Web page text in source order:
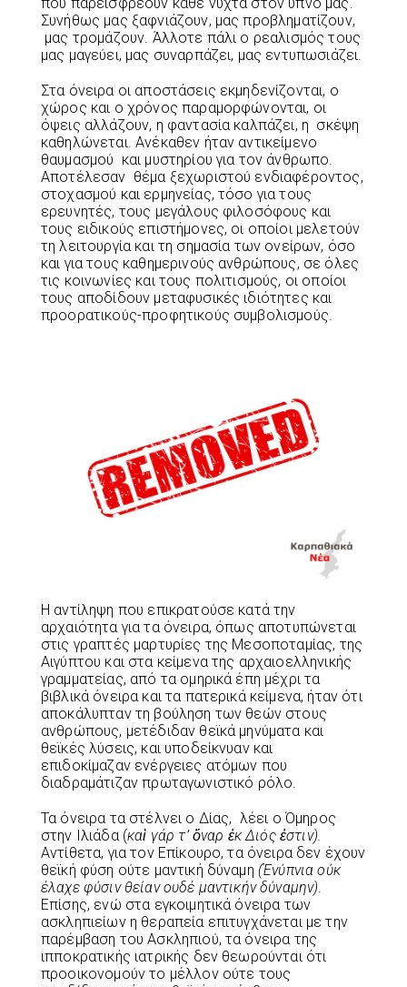
Συνήθως μας ξαφνιάζουν, μας προβληματίζουν,
μας τρομάζουν. Άλλοτε πάλι ο ρεαλισμός τους
μας μαγεύει, μας συναρπάζει, μας εντυπωσιάζει.
Στα όνειρα οι αποστάσεις εκμηδενίζονται, ο
χώρος και ο χρόνος παραμορφώνονται, οι
όψεις αλλάζουν, η φαντασία καλπάζει, η σκέψη
καθηλώνεται. Ανέκαθεν ήταν αντικείμενο
θαυμασμού και μυστηρίου για τον άνθρωπο.
Αποτέλεσαν θέμα ξεχωριστού ενδιαφέροντος,
στοχασμού και ερμηνείας, τόσο για τους
ερευνητές, τους μεγάλους φιλοσόφους και
τους ειδικούς επιστήμονες, οι οποίοι μελετούν
τη λειτουργία και τη σημασία των ονείρων, όσο
και για τους καθημερινούς ανθρώπους, σε όλες
τις κοινωνίες και τους πολιτισμούς, οι οποίοι
τους αποδίδουν μεταφυσικές ιδιότητες και
προορατικούς-προφητικούς συμβολισμούς.
Η αντίληψη που επικρατούσε κατά την
αρχαιότητα για τα όνειρα, όπως αποτυπώνεται
στις γραπτές μαρτυρίες της Μεσοποταμίας, της
Αιγύπτου και στα κείμενα της αρχαιοελληνικής
γραμματείας, από τα ομηρικά έπη μέχρι τα
βιβλικά όνειρα και τα πατερικά κείμενα, ήταν ότι
αποκάλυπταν τη βούληση των θεών στους
ανθρώπους, μετέδιδαν θεϊκά μηνύματα και
θεϊκές λύσεις, και υποδείκνυαν και
επιδοκίμαζαν ενέργειες ατόμων που
διαδραμάτιζαν πρωταγωνιστικό ρόλο.
Τα όνειρα τα στέλνει ο Δίας, λέει ο Όμηρος
στην Ιλιάδα (καὶ γάρ τ’ ὄναρ ἐκ Διός ἐστιν).
Αντίθετα, για τον Επίκουρο, τα όνειρα δεν έχουν
θεϊκή φύση ούτε μαντική δύναμη (Ένύπνια ούκ
έλαχε φύσιν θείαν ουδέ μαντικήν δύναμην).
Επίσης, ενώ στα εγκοιμητικά όνειρα των
ασκληπιείων η θεραπεία επιτυγχάνεται με την
παρέμβαση του Ασκληπιού, τα όνειρα της
ιπποκρατικής ιατρικής δεν θεωρούνται ότι
προοικονομούν το μέλλον ούτε τους